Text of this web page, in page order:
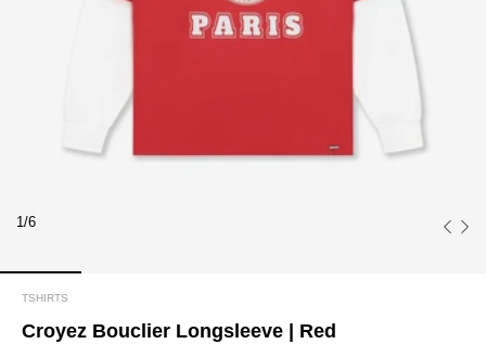
1/6
TSHIRTS
Croyez Bouclier Longsleeve | Red